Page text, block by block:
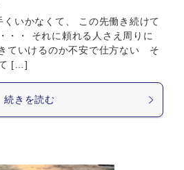
いかなくて、 この先働き続けて
・・ それに頼れる人さえ周りに
ていけるのか不安で仕方ない そ
[…]
続きを読む